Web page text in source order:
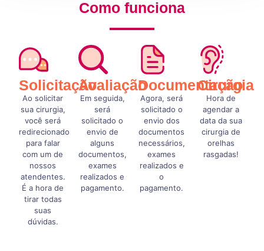
Como funciona
Solicitação
Ao solicitar
sua cirurgia,
você será
redirecionado
para falar
com um de
nossos
atendentes.
É a hora de
tirar todas
suas
dúvidas.
Avaliação
Em seguida,
será
solicitado o
envio de
alguns
documentos,
exames
realizados e
pagamento.
Documentação
Agora, será
solicitado o
envio dos
documentos
necessários,
exames
realizados e
o
pagamento.
Cirurgia
Hora de
agendar a
data da sua
cirurgia de
orelhas
rasgadas!